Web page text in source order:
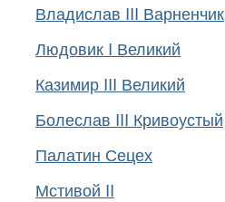
Владислав III Варненчик
Людовик I Великий
Казимир III Великий
Болеслав III Кривоустый
Палатин Сецех
Мстивой II